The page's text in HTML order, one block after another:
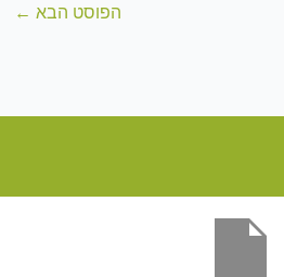
הפוסט הבא ←